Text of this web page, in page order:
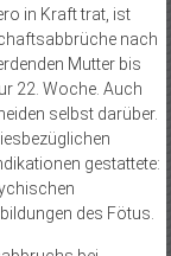
in Kraft trat, ist
nach
Mutter bis
22. Woche. Auch
selbst darüber.
gestattete:
des Fötus.